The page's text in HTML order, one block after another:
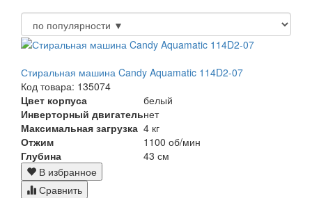
Стиральная машина Candy Aquamatic 114D2-07
Код товара: 135074
Цвет корпуса
белый
Инверторный двигательнет
Максимальная загрузка 4 кг
Отжим
1100 об/мин
Глубина
43 см
В избранное
Сравнить